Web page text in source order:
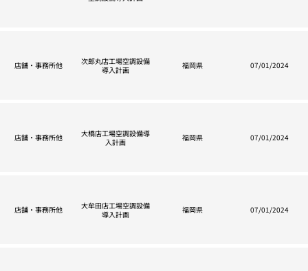
店舗・事務所他
次郎丸店工場空調設備
導入計画
福岡県 07/01/2024
店舗・事務所他
大橋店工場空調設備導
入計画
福岡県 07/01/2024
店舗・事務所他
大牟田店工場空調設備
導入計画
福岡県 07/01/2024